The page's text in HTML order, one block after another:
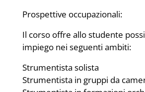
Prospettive occupazionali:
Il corso offre allo studente
impiego nei seguenti ambiti:
Strumentista solista
Strumentista in gruppi da